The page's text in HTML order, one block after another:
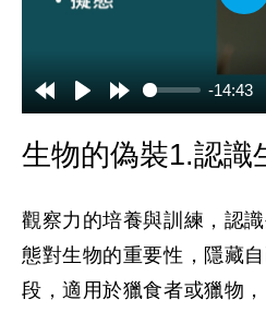
-14:43
播
生物的偽裝1.認識
觀察力的培養與訓練，認
態對生物的重要性，隱藏
段，適用於獵食者或獵物